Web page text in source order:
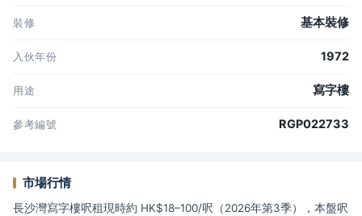
裝修 基本裝修
入伙年份 1972
用途 寫字樓
參考編號 RGP022733
市場行情
長沙灣寫字樓呎租現時約 HK$18–100/呎（2026年第3季），本盤呎